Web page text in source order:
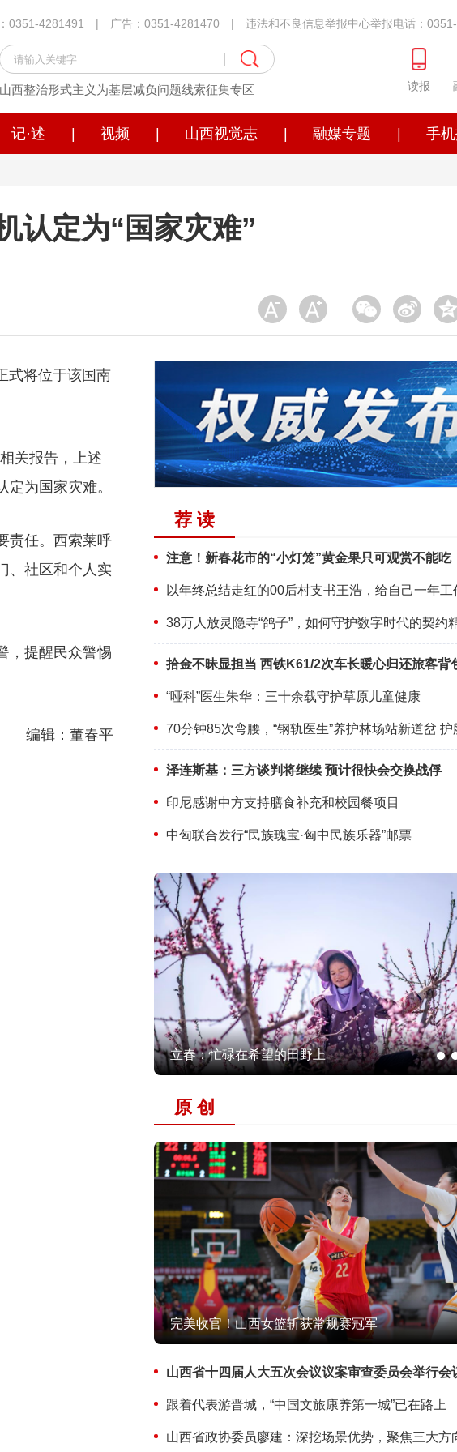
0351-4281491 | 广告：0351-4281470 | 违法和不良信息举报中心举报电话：
山西整治形式主义为基层减负问题线索征集专区 读报
记·述 视频 山西视觉志 融媒专题 手
认定为“国家灾难”
式将位于该国南
关报告，上述
为国家灾难。
责任。西索莱呼
、社区和个人实
，提醒民众警惕
编辑：董春平
荐 读
注意！新春花市的“小灯笼”黄金果只可观赏不能吃
38万人放灵隐寺“鸽子”，如何守护数字时代的契约
拾金不昧显担当 西铁K61/2次车长暖心归还旅客背
“哑科”医生朱华：三十余载守护草原儿童健康
泽连斯基：三方谈判将继续 预计很快会交换战俘
印尼感谢中方支持膳食补充和校园餐项目
中匈联合发行“民族瑰宝·匈中民族乐器”邮票
立春：忙碌在希望的田野上
原 创
完美收官！山西女篮斩获常规赛冠军
山西省十四届人大五次会议议案审查委员会举行会
跟着代表游晋城，“中国文旅康养第一城”已在路上